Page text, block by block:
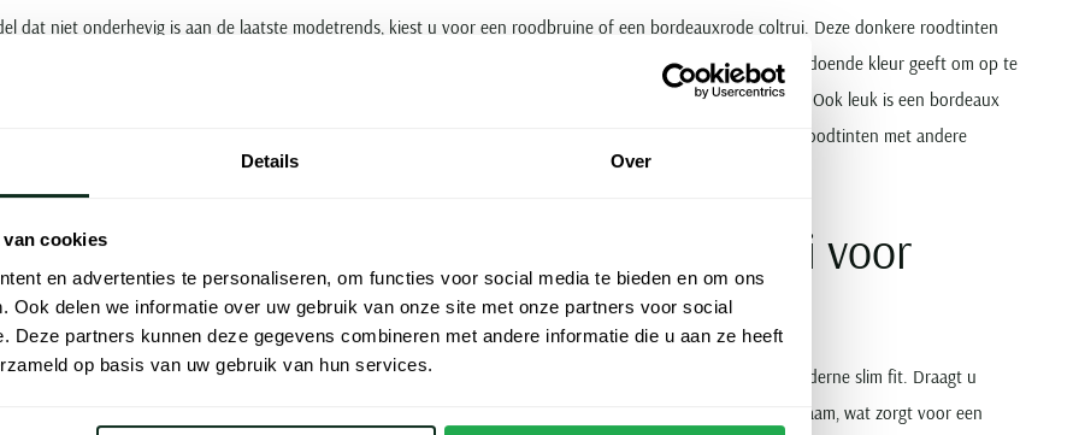
Details Over
cookies
en advertenties te personaliseren, om functies voor social media te bieden en om ons
Ook delen we informatie over uw gebruik van onze site met onze partners voor social
Deze partners kunnen deze gegevens combineren met andere informatie die u aan ze heeft
op basis van uw gebruik van hun services.
dat niet onderhevig is aan de laatste modetrends, kiest u voor een roodbruine of een bordeauxrode coltrui. Deze donkere roodtinten
zowel casual als chic te dragen. De stoere kleur is subtiel genoeg voor een zakelijke outfit, terwijl hij toch voldoende kleur geeft om op te
een coltrui in bordeaux rood bijvoorbeeld vaak gedragen in combinatie met een zwarte of bruine pantalon. Ook leuk is een bordeaux
heren boven een pantalon met een ruitmotief. Voor een echt kleurrijke outfit combineer je deze donkere roodtinten met andere
olijfgroen of okergeel.
pasvormen van een rode coltrui voor
in kleur zijn rode coltruien ook verkrijgbaar in meerdere pasvormen, van de klassieke normal fit tot de moderne slim fit. Draagt u
nauwsluitend vallen? Dan is de slim fit iets voor u. Dit model accentueert de natuurlijke vormen van uw lichaam, wat zorgt voor een